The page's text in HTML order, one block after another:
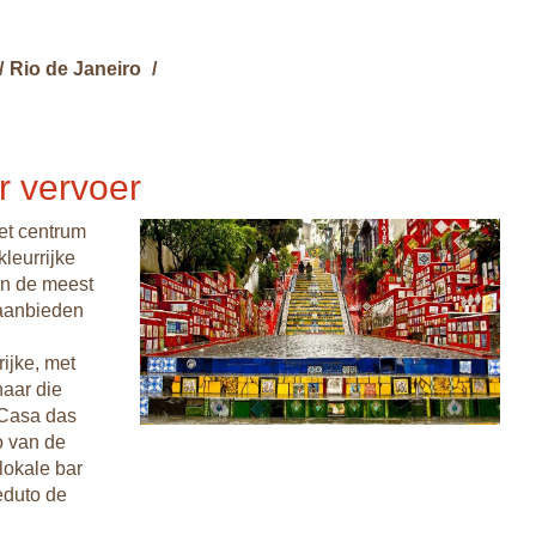
/ Rio de Janeiro /
vervoer
centrum
de meest
met
die
das
van de
bar
de